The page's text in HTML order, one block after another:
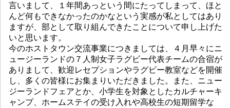
言いまして、１年間あっという間にたってしまって、ほと
んど何もできなかったのかなという実感が私としてはあり
ますが、部として取り組んできたことについて申し上げた
いと思います。
今のホストタウン交流事業につきましては、４月早々にニ
ュージーランドの７人制女子ラグビー代表チームの合宿が
ありまして、歓迎レセプションやラグビー教室などを開催
し、多くの皆様にお集まりいただきました。また、ニュー
ジーランドフェアとか、小学生を対象としたカルチャーキ
ャンプ、ホームステイの受け入れや高校生の短期留学な